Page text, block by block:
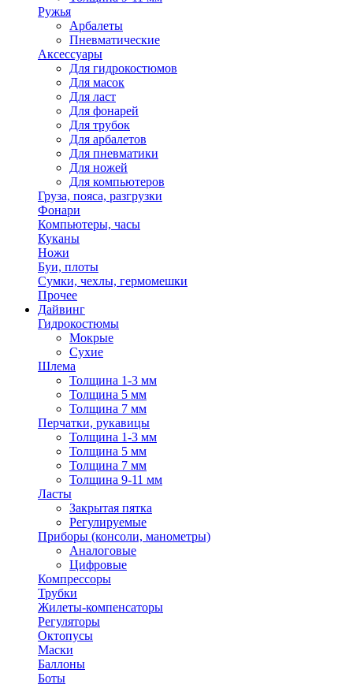
Ружья
Арбалеты
Пневматические
Аксессуары
Для гидрокостюмов
Для масок
Для ласт
Для фонарей
Для трубок
Для арбалетов
Для пневматики
Для ножей
Для компьютеров
Груза, пояса, разгрузки
Фонари
Компьютеры, часы
Куканы
Ножи
Буи, плоты
Сумки, чехлы, гермомешки
Прочее
Дайвинг
Гидрокостюмы
Мокрые
Сухие
Шлема
Толщина 1-3 мм
Толщина 5 мм
Толщина 7 мм
Перчатки, рукавицы
Толщина 1-3 мм
Толщина 5 мм
Толщина 7 мм
Толщина 9-11 мм
Ласты
Закрытая пятка
Регулируемые
Приборы (консоли, манометры)
Аналоговые
Цифровые
Компрессоры
Трубки
Жилеты-компенсаторы
Регуляторы
Октопусы
Маски
Баллоны
Боты